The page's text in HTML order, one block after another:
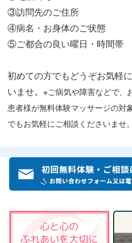
③訪問先のご住所
④病名・お身体のご状態
⑤ご都合の良い曜日・時間帯
初めての方でもどうぞお気軽
いませ。 ※ご病気や障害などで、
患者様が無料体験マッサージの対
でもお気軽にご相談くださいませ。